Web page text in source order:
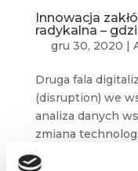
Innowacja
radykalna –
gru 30, 2020
Druga fala
(disruption) we
analiza danych
zmiana
i nie każda jest